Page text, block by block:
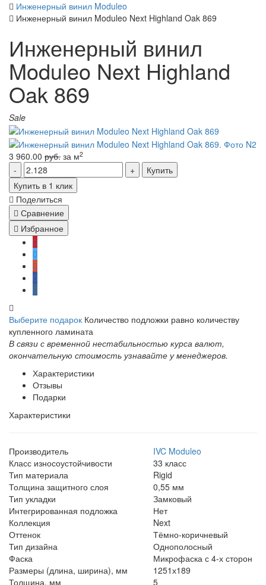
Инженерный винил Moduleo
Инженерный винил Moduleo Next Highland Oak 869
Инженерный винил
Moduleo Next Highland
Oak 869
Sale
3 960.00 руб. за м2
Купить
Купить в 1 клик
Поделиться
Сравнение
Избранное
Выберите подарок Количество подложки равно количеству
купленного ламината
В связи с временной нестабильностью курса валют,
окончательную стоимость узнавайте у менеджеров.
Характеристики
Отзывы
Подарки
Характеристики
Производитель
IVC Moduleo
Класс износоустойчивости
33 класс
Тип материала
Rigid
Толщина защитного слоя
0,55 мм
Тип укладки
Замковый
Интегрированная подложка
Нет
Коллекция
Next
Оттенок
Тёмно-коричневый
Тип дизайна
Однополосный
Фаска
Микрофаска с 4-х сторон
Размеры (длина, ширина), мм
1251х189
Толщина, мм
5